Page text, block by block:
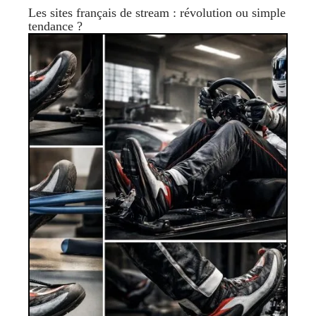
Les sites français de stream : révolution ou simple
tendance ?